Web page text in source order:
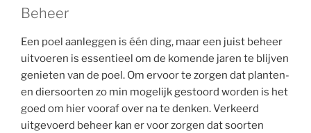
Beheer
Een poel aanleggen is één ding, maar een juist beheer
uitvoeren is essentieel om de komende jaren te blijven
genieten van de poel. Om ervoor te zorgen dat planten-
en diersoorten zo min mogelijk gestoord worden is het
goed om hier vooraf over na te denken. Verkeerd
uitgevoerd beheer kan er voor zorgen dat soorten